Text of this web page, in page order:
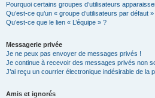
Pourquoi certains groupes d’utilisateurs
Qu’est-ce qu’un « groupe d’utilisateurs par défaut »
Qu’est-ce que le lien « L’équipe » ?
Messagerie privée
Je ne peux pas envoyer de messages privés !
Je continue à recevoir des messages privés non
J’ai reçu un courrier électronique indésirable de la
Amis et ignorés